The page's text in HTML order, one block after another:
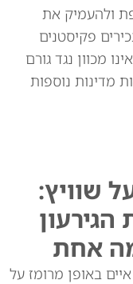
ולהעמיק את
פקיסטנים
מכוון נגד גורם
מדינות נוספות
שוויץ:
אחת
באופן מרומז על